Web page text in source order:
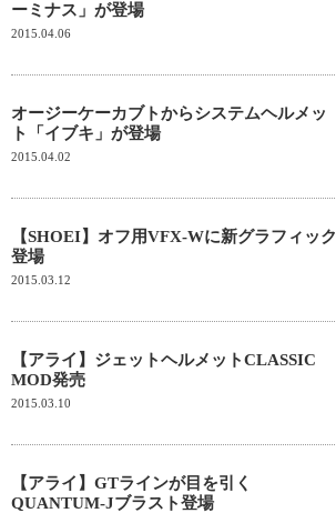
ーミナス」が登場
2015.04.06
オージーケーカブトからシステムヘルメッ
ト「イブキ」が登場
2015.04.02
【SHOEI】オフ用VFX-Wに新グラフィック
登場
2015.03.12
【アライ】ジェットヘルメットCLASSIC
MOD発売
2015.03.10
【アライ】GTラインが目を引く
QUANTUM-Jブラスト登場